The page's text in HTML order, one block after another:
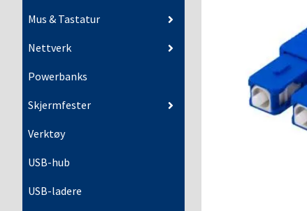
Mus & Tastatur
Nettverk
Powerbanks
Skjermfester
Verktøy
USB-hub
USB-ladere